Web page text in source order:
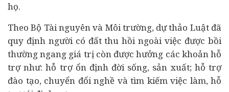
họ.
Theo Bộ Tài nguyên và Môi trường, dự thảo Luật đã
quy định người có đất thu hồi ngoài việc được bồi
thường ngang giá trị còn được hưởng các khoản hỗ
trợ như: hỗ trợ ổn định đời sống, sản xuất; hỗ trợ
đào tạo, chuyển đổi nghề và tìm kiếm việc làm, hỗ